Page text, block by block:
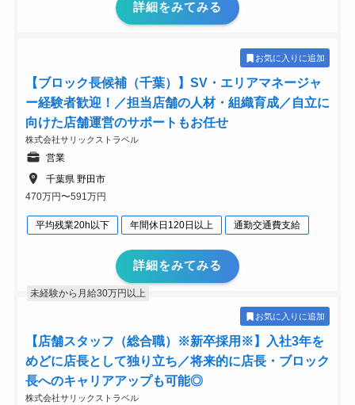
詳細をみてみる
お気に入りに追加
【ブロック長候補（千葉）】SV・エリアマネージャ
ー経験者歓迎！／担当店舗の人材・組織育成／自立に
向けた店舗運営のサポートもお任せ
株式会社サリックストラベル
営業
千葉県 野田市
470万円〜591万円
平均残業20h以下 年間休日120日以上 通勤交通費支給
詳細をみてみる
未経験から月給30万円以上
お気に入りに追加
【店舗スタッフ（総合職）※新卒採用※】入社3年を
めどに店長として独り立ち／将来的に店長・ブロック
長へのキャリアアップも可能◎
株式会社サリックストラベル